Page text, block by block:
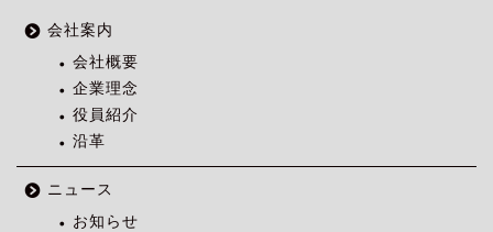
会社案内
会社概要
企業理念
役員紹介
沿革
ニュース
お知らせ